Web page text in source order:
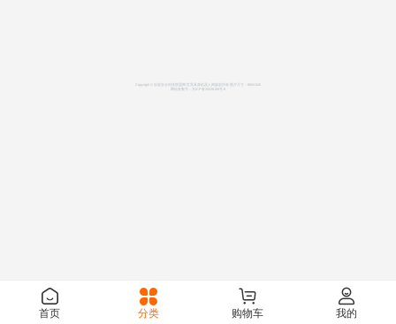
Copyright © 应急安全科技联盟网 世界具身机器人网版权所有 图片尺寸：865X645
网站备案号：
京ICP备20026188号-8
首页 分类 购物车 我的